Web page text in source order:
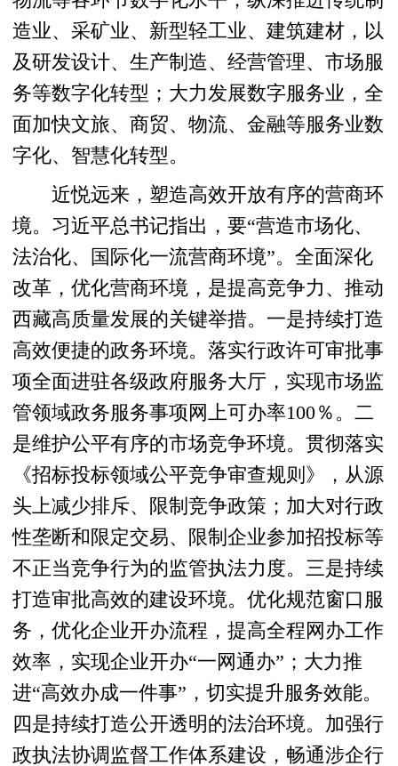
造业、采矿业、新型轻工业、建筑建材，以
及研发设计、生产制造、经营管理、市场服
务等数字化转型；大力发展数字服务业，全
面加快文旅、商贸、物流、金融等服务业数
字化、智慧化转型。
近悦远来，塑造高效开放有序的营商环
境。习近平总书记指出，要“营造市场化、
法治化、国际化一流营商环境”。全面深化
改革，优化营商环境，是提高竞争力、推动
西藏高质量发展的关键举措。一是持续打造
高效便捷的政务环境。落实行政许可审批事
项全面进驻各级政府服务大厅，实现市场监
管领域政务服务事项网上可办率100％。二
是维护公平有序的市场竞争环境。贯彻落实
《招标投标领域公平竞争审查规则》，从源
头上减少排斥、限制竞争政策；加大对行政
性垄断和限定交易、限制企业参加招投标等
不正当竞争行为的监管执法力度。三是持续
打造审批高效的建设环境。优化规范窗口服
务，优化企业开办流程，提高全程网办工作
效率，实现企业开办“一网通办”；大力推
进“高效办成一件事”，切实提升服务效能。
四是持续打造公开透明的法治环境。加强行
政执法协调监督工作体系建设，畅通涉企行